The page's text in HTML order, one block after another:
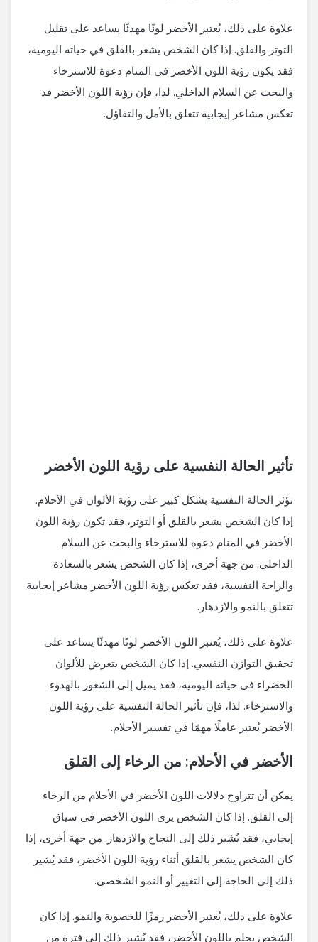
علاوة على ذلك، يُعتبر الأخضر لونًا مهدئًا يساعد على تقليل
التوتر والقلق. إذا كان الشخص يشعر بالقلق في حياته اليومية،
فقد يكون رؤية اللون الأخضر في المنام دعوة للاسترخاء
والبحث عن السلام الداخلي. لذا، فإن رؤية اللون الأخضر قد
تعكس مشاعر إيجابية تتعلق بالأمل والتفاؤل.
تأثير الحالة النفسية على رؤية اللون الأخضر
تؤثر الحالة النفسية بشكل كبير على رؤية الألوان في الأحلام.
إذا كان الشخص يشعر بالقلق أو التوتر، فقد تكون رؤية اللون
الأخضر في المنام دعوة للاسترخاء والبحث عن السلام
الداخلي. من جهة أخرى، إذا كان الشخص يشعر بالسعادة
والراحة النفسية، فقد تعكس رؤية اللون الأخضر مشاعر إيجابية
تتعلق بالنمو والازدهار.
علاوة على ذلك، يُعتبر اللون الأخضر لونًا مهدئًا يساعد على
تحقيق التوازن النفسي. إذا كان الشخص يتعرض للألوان
الخضراء في حياته اليومية، فقد يميل إلى الشعور بالهدوء
والاسترخاء. لذا، فإن تأثير الحالة النفسية على رؤية اللون
الأخضر يُعتبر عاملًا مهمًا في تفسير الأحلام.
الأخضر في الأحلام: من الرخاء إلى القلق
يمكن أن تتراوح دلالات اللون الأخضر في الأحلام من الرخاء
إلى القلق. إذا كان الشخص يرى اللون الأخضر في سياق
إيجابي، فقد يُشير ذلك إلى النجاح والازدهار. من جهة أخرى، إذا
كان الشخص يشعر بالقلق أثناء رؤية اللون الأخضر، فقد يُشير
ذلك إلى الحاجة إلى التغيير أو النمو الشخصي.
علاوة على ذلك، يُعتبر الأخضر رمزًا للخصوبة والنمو. إذا كان
الشخص يحلم باللون الأخضر، فقد يُشير ذلك إلى فترة من